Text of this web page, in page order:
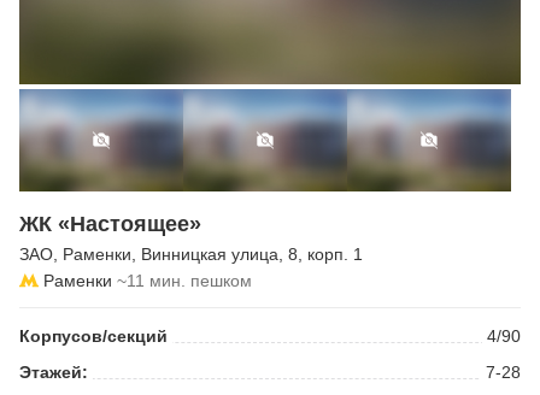
ЖК «Настоящее»
ЗАО Раменки Винницкая улица , 8, корп. 1
Раменки ~11 мин. пешком
Корпусов/секций
4/90
Этажей:
7-28